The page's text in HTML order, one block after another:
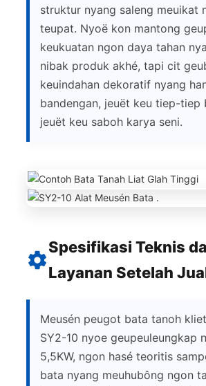
struktur nyang saleng meuikat
teupat. Nyoë kon mantong
keukuatan ngon daya tahan
nibak produk akhé, tapi cit
keuindahan dekoratif nyang
bandengan, jeuët keu tiep-tiep
jeuët keu saboh karya seni.
Spesifikasi Teknis
Layanan Setelah
Meusén peugot bata tanoh
SY2-10 nyoe geupeuleungkap
5,5KW, ngon hasé teoritis
bata nyang meuhubông ngon